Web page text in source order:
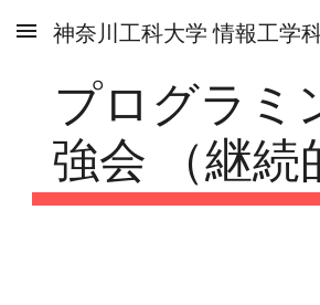
Skip to main content
プログラミ
強会 （継続